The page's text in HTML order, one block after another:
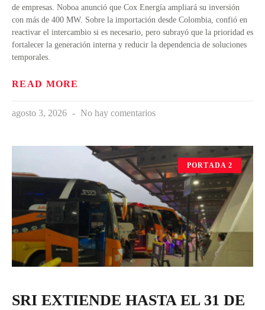
de empresas. Noboa anunció que Cox Energía ampliará su inversión
con más de 400 MW. Sobre la importación desde Colombia, confió en
reactivar el intercambio si es necesario, pero subrayó que la prioridad es
fortalecer la generación interna y reducir la dependencia de soluciones
temporales.
READ MORE
agosto 3, 2026 No hay comentarios
PORTADA 2
SRI EXTIENDE HASTA EL 31 DE